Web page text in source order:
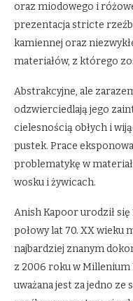
oraz miodowego i
prezentacja stricte
kamiennej oraz
materiałów, z którego
Abstrakcyjne, ale
odzwierciedlają jego
cielesnością obłych i
pustek. Prace
problematykę w
wosku i żywicach.
Anish Kapoor urodził się
połowy lat 70. XX wieku
najbardziej znanym
z 2006 roku w Millenium
uważana jest za jedno